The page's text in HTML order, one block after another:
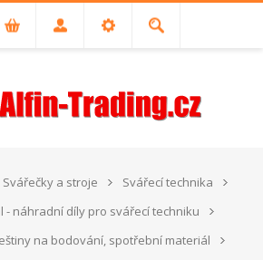
Svářečky a stroje
Svářecí technika
- náhradní díly pro svářecí techniku
na bodování, spotřební materiál